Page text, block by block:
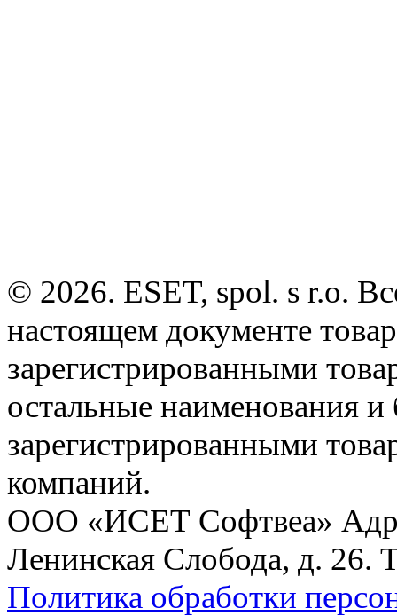
© 2026. ESET, spol. s r.o.
настоящем документе
зарегистрированными
остальные наименования
зарегистрированными
компаний.
ООО «ИСЕТ Софтвеа»
Ленинская Слобода, д. 26.
Политика обработки